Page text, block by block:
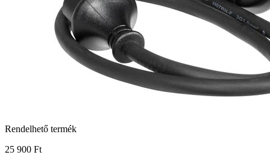
Rendelhető termék
25 900 Ft